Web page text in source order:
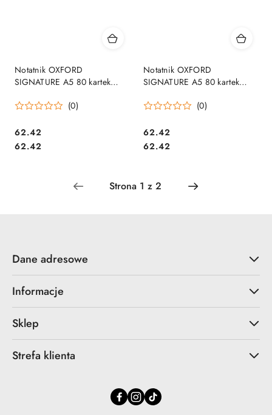
Notatnik OXFORD
SIGNATURE A5 80 kartek
(0)
Cena:
62.42
Cena:
62.42
Notatnik OXFORD
SIGNATURE A5 80 kartek
(0)
Cena:
62.42
Cena:
62.42
Dane adresowe
Informacje
Sklep
Strefa klienta